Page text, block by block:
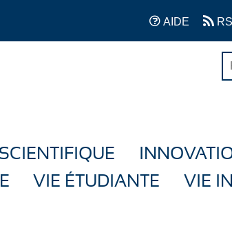
AIDE
VIE ÉTUDIANTE VIE